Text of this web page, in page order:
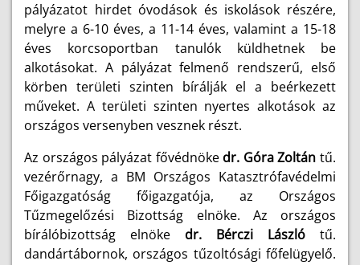
pályázatot hirdet óvodások és iskolások részére,
melyre a 6-10 éves, a 11-14 éves, valamint a 15-18
éves korcsoportban tanulók küldhetnek be
alkotásokat. A pályázat felmenő rendszerű, első
körben területi szinten bírálják el a beérkezett
műveket. A területi szinten nyertes alkotások az
országos versenyben vesznek részt.
Az országos pályázat fővédnöke dr. Góra Zoltántű.
vezérőrnagy, a BM Országos Katasztrófavédelmi
Főigazgatóság főigazgatója, az Országos
Tűzmegelőzési Bizottság elnöke. Az országos
bírálóbizottság elnöke dr. Bérczi László tű.
dandártábornok, országos tűzoltósági főfelügyelő.